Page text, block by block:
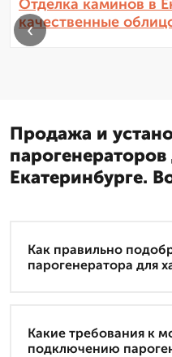
Отделка каминов в
качественные
‹
Продажа и
Екатеринбурге.
Как правильно
парогенератора для
Какие требования к
подключению